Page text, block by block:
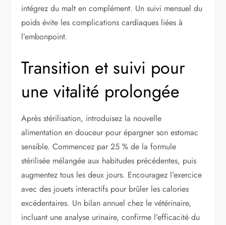
intégrez du malt en complément. Un suivi mensuel du
poids évite les complications cardiaques liées à
l’embonpoint.
Transition et suivi pour
une vitalité prolongée
Après stérilisation, introduisez la nouvelle
alimentation en douceur pour épargner son estomac
sensible. Commencez par 25 % de la formule
stérilisée mélangée aux habitudes précédentes, puis
augmentez tous les deux jours. Encouragez l’exercice
avec des jouets interactifs pour brûler les calories
excédentaires. Un bilan annuel chez le vétérinaire,
incluant une analyse urinaire, confirme l’efficacité du